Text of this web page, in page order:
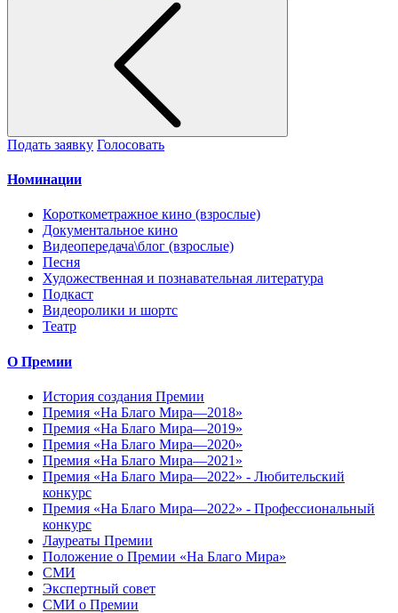
Подать заявку Голосовать
Номинации
Короткометражное кино (взрослые)
Документальное кино
Видеопередача\блог (взрослые)
Песня
Художественная и познавательная литература
Подкаст
Видеоролики и шортс
Театр
О Премии
История создания Премии
Премия «На Благо Мира—2018»
Премия «На Благо Мира—2019»
Премия «На Благо Мира—2020»
Премия «На Благо Мира—2021»
Премия «На Благо Мира—2022» - Любительский
конкурс
Премия «На Благо Мира—2022» - Профессиональный
конкурс
Лауреаты Премии
Положение о Премии «На Благо Мира»
СМИ
Экспертный совет
СМИ о Премии